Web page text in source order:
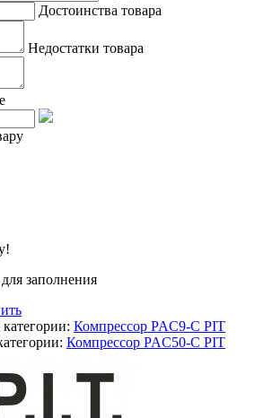
Достоинства товара
Недостатки товара
заполнения
Компрессор PAC9-C PIT
Компрессор PAC50-C PIT